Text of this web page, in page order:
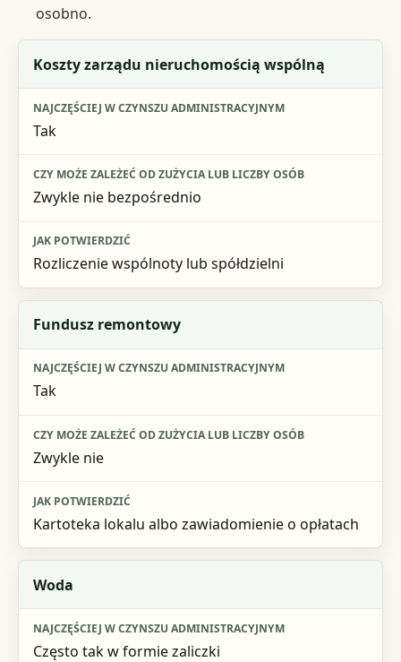
osobno.
Składnik opłaty
Najczęściej w czynszu administracyjnym
Koszty zarządu nieruchomością wspólną
Tak
Zwykle nie bezpośrednio
Rozliczenie wspólnoty lub spółdzielni
Fundusz remontowy
Tak
Zwykle nie
Kartoteka lokalu albo zawiadomienie o opłatach
Woda
Często tak w formie zaliczki